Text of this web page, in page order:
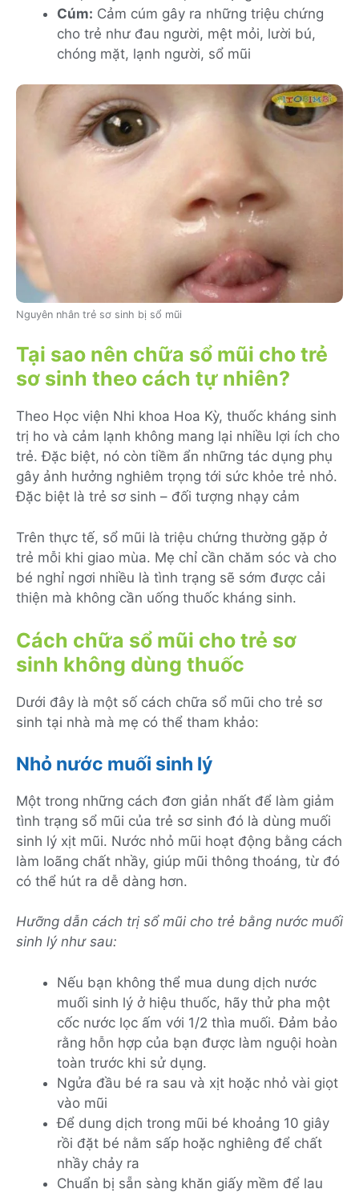
Cúm: Cảm cúm gây ra những triệu chứng
cho trẻ như đau người, mệt mỏi, lười bú,
chóng mặt, lạnh người, sổ mũi
Nguyên nhân trẻ sơ sinh bị sổ mũi
Tại sao nên chữa sổ mũi cho trẻ
sơ sinh theo cách tự nhiên?
Theo Học viện Nhi khoa Hoa Kỳ, thuốc kháng sinh
trị ho và cảm lạnh không mang lại nhiều lợi ích cho
trẻ. Đặc biệt, nó còn tiềm ẩn những tác dụng phụ
gây ảnh hưởng nghiêm trọng tới sức khỏe trẻ nhỏ.
Đặc biệt là trẻ sơ sinh – đối tượng nhạy cảm
Trên thực tế, sổ mũi là triệu chứng thường gặp ở
trẻ mỗi khi giao mùa. Mẹ chỉ cần chăm sóc và cho
bé nghỉ ngơi nhiều là tình trạng sẽ sớm được cải
thiện mà không cần uống thuốc kháng sinh.
Cách chữa sổ mũi cho trẻ sơ
sinh không dùng thuốc
Dưới đây là một số cách chữa sổ mũi cho trẻ sơ
sinh tại nhà mà mẹ có thể tham khảo:
Nhỏ nước muối sinh lý
Một trong những cách đơn giản nhất để làm giảm
tình trạng sổ mũi của trẻ sơ sinh đó là dùng muối
sinh lý xịt mũi. Nước nhỏ mũi hoạt động bằng cách
làm loãng chất nhầy, giúp mũi thông thoáng, từ đó
có thể hút ra dễ dàng hơn.
Hưỡng dẫn cách trị sổ mũi cho trẻ bằng nước muối
sinh lý như sau:
Nếu bạn không thể mua dung dịch nước
muối sinh lý ở hiệu thuốc, hãy thử pha một
cốc nước lọc ấm với 1/2 thìa muối. Đảm bảo
rằng hỗn hợp của bạn được làm nguội hoàn
toàn trước khi sử dụng.
Ngửa đầu bé ra sau và xịt hoặc nhỏ vài giọt
vào mũi
Để dung dịch trong mũi bé khoảng 10 giây
rồi đặt bé nằm sấp hoặc nghiêng để chất
nhầy chảy ra
Chuẩn bị sẵn sàng khăn giấy mềm để lau